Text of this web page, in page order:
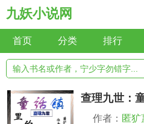
九妖小说网
首页 分类 排行
查理九世：
作者： 匿犷